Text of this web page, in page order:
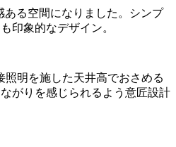
る空間になりました。シンプ
印象的なデザイン。
照明を施した天井高でおさめる
がりを感じられるよう意匠設計